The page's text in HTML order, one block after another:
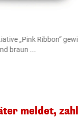
„Pink Ribbon“
braun ...
meldet,